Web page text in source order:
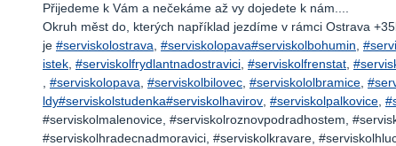
Přijedeme k Vám a nečekáme až vy dojedete k nám....
Okruh měst do, kterých například jezdíme v rámci Ostrava
je #serviskolostrava #serviskolopava#serviskolbohumin
istek #serviskolfrydlantnadostravici #serviskolfrenstat
#serviskolopava #serviskolbilovec #serviskololbramice
ldy#serviskolstudenka#serviskolhavirov #serviskolpalkovice
#serviskolmalenovice, #serviskolroznovpodradhostem,
#serviskolhradecnadmoravici, #serviskolkravare,